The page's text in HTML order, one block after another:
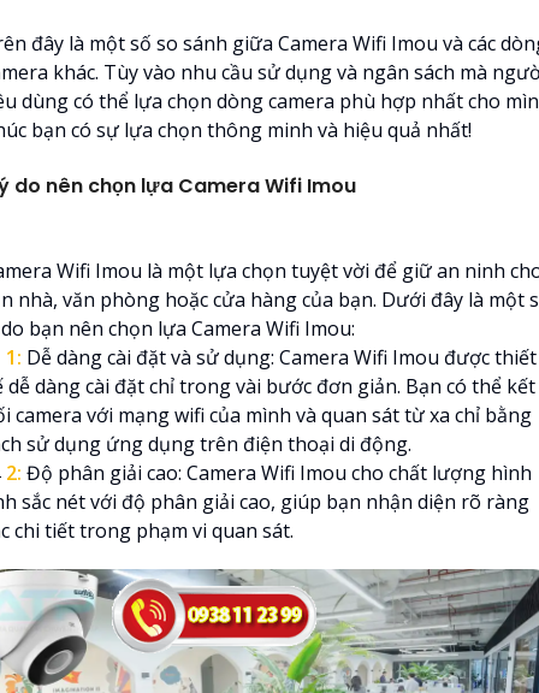
đây là một số so sánh giữa Camera Wifi Imou và các
khác. Tùy vào nhu cầu sử dụng và ngân sách mà
dùng có thể lựa chọn dòng camera phù hợp nhất cho
bạn có sự lựa chọn thông minh và hiệu quả nhất!
do nên chọn lựa Camera Wifi Imou
Wifi Imou là một lựa chọn tuyệt vời để giữ an ninh
nhà, văn phòng hoặc cửa hàng của bạn. Dưới đây là một
bạn nên chọn lựa Camera Wifi Imou:
1: Dễ dàng cài đặt và sử dụng: Camera Wifi Imou được thiết
dễ dàng cài đặt chỉ trong vài bước đơn giản. Bạn có thể kết
camera với mạng wifi của mình và quan sát từ xa chỉ bằng
sử dụng ứng dụng trên điện thoại di động.
2: Độ phân giải cao: Camera Wifi Imou cho chất lượng hình
sắc nét với độ phân giải cao, giúp bạn nhận diện rõ ràng
chi tiết trong phạm vi quan sát.